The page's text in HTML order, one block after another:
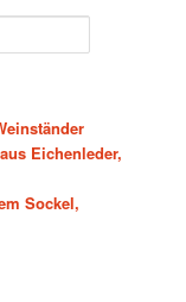
Eichenleder,
Sockel,